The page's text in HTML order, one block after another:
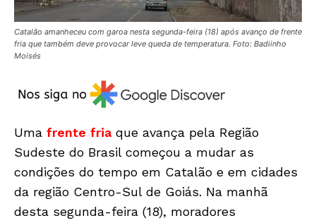
Catalão amanheceu com garoa nesta segunda-feira (18) após avanço de frente
fria que também deve provocar leve queda de temperatura. Foto: Badiinho
Moisés
Uma frente fria que avança pela Região
Sudeste do Brasil começou a mudar as
condições do tempo em Catalão e em cidades
da região Centro-Sul de Goiás. Na manhã
desta segunda-feira (18), moradores